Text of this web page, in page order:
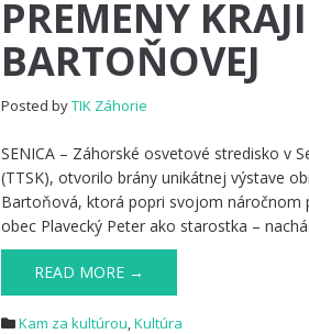
PREMENY
BARTOŇOVEJ
Posted byTIK Záhorie
SENICA – Záhorské osvetové stredisko v
(TTSK), otvorilo brány unikátnej výstave
Bartoňová, ktorá popri svojom náročnom
obec Plavecký Peter ako starostka –
READ MORE →
Kam za kultúrou,Kultúra